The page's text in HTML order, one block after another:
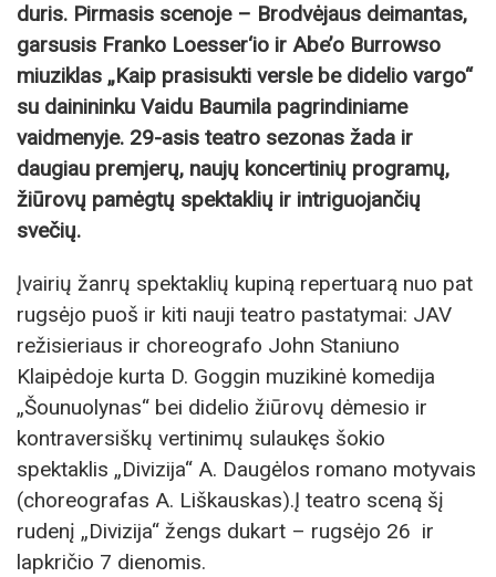
duris. Pirmasis scenoje – Brodvėjaus deimantas,
garsusis Franko Loesser‘io ir Abe’o Burrowso
miuziklas „Kaip prasisukti versle be didelio vargo“
su dainininku Vaidu Baumila pagrindiniame
vaidmenyje. 29-asis teatro sezonas žada ir
daugiau premjerų, naujų koncertinių programų,
žiūrovų pamėgtų spektaklių ir intriguojančių
svečių.
Įvairių žanrų spektaklių kupiną repertuarą nuo pat
rugsėjo puoš ir kiti nauji teatro pastatymai: JAV
režisieriaus ir choreografo John Staniuno
Klaipėdoje kurta D. Goggin muzikinė komedija
„Šounuolynas“ bei didelio žiūrovų dėmesio ir
kontraversiškų vertinimų sulaukęs šokio
spektaklis „Divizija“ A. Daugėlos romano motyvais
(choreografas A. Liškauskas).Į teatro sceną šį
rudenį „Divizija“ žengs dukart – rugsėjo 26 ir
lapkričio 7 dienomis.